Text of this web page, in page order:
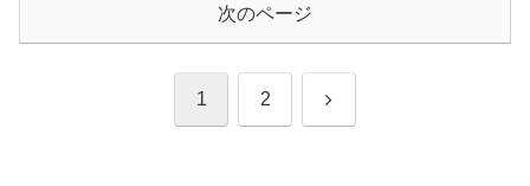
次のページ
1 2 次